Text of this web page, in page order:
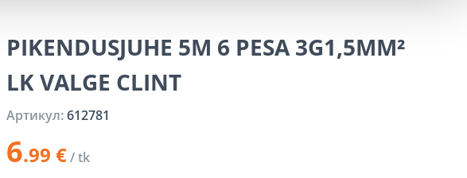
PIKENDUSJUHE 5M 6 PESA 3G1,5MM²
LK VALGE CLINT
Артикул:612781
6.99 €/ tk